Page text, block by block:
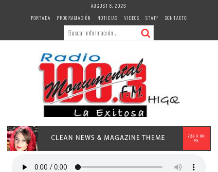
AUGUST 8, 2026
PORTADA
PROGRAMACIÓN NOTICIAS VIDEOS STAFF CONTACTO